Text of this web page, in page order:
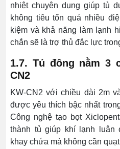
nhiệt chuyên dụng giúp tủ
không tiêu tốn quá nhiều
kiệm và khả năng làm lạnh
chắn sẽ là trợ thủ đắc lực
1.7. Tủ đông nằm 3
CN2
KW-CN2 với chiều dài 2m
được yêu thích bậc nhất
Công nghệ tạo bọt
thành tủ giúp khí lạnh luân
khay chứa mà không cần